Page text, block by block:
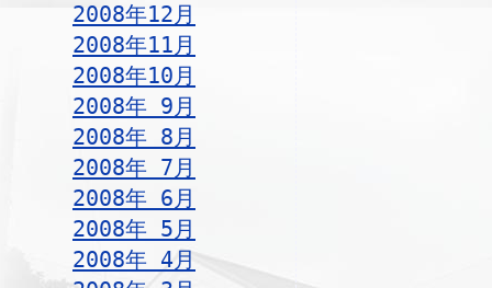
2008年12月
2008年11月
2008年10月
2008年 9月
2008年 8月
2008年 7月
2008年 6月
2008年 5月
2008年 4月